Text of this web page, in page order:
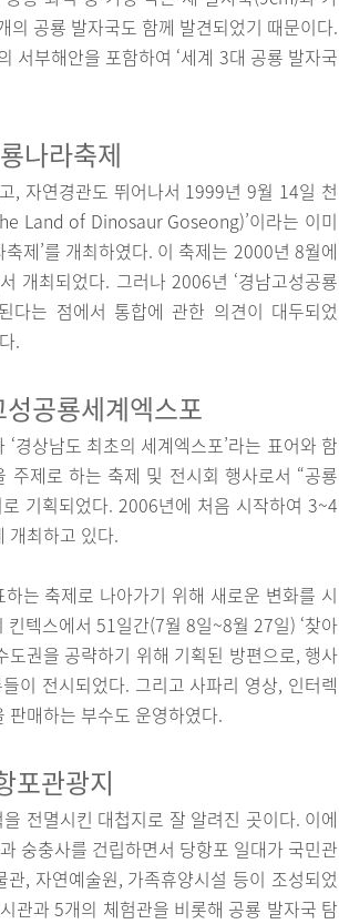
공룡 발자국도 함께 발견되었기 때문이다.
서부해안을 포함하여 ‘세계 3대 공룡 발자국
나라축제
, 자연경관도 뛰어나서 1999년 9월 14일 천
Land of Dinosaur Goseong)’이라는 이미
제’를 개최하였다. 이 축제는 2000년 8월에
개최되었다. 그러나 2006년 ‘경남고성공룡
다는 점에서 통합에 관한 의견이 대두되었
.
공룡세계엑스포
경상남도 최초의 세계엑스포’라는 표어와 함
제로 하는 축제 및 전시회 행사로서 “공룡
기획되었다. 2006년에 처음 시작하여 3~4
개최하고 있다.
는 축제로 나아가기 위해 새로운 변화를 시
텍스에서 51일간(7월 8일~8월 27일) ‘찾아
권을 공략하기 위해 기획된 방편으로, 행사
이 전시되었다. 그리고 사파리 영상, 인터렉
판매하는 부수도 운영하였다.
포관광지
전멸시킨 대첩지로 잘 알려진 곳이다. 이에
숭충사를 건립하면서 당항포 일대가 국민관
, 자연예술원, 가족휴양시설 등이 조성되었
관과 5개의 체험관을 비롯해 공룡 발자국 탐